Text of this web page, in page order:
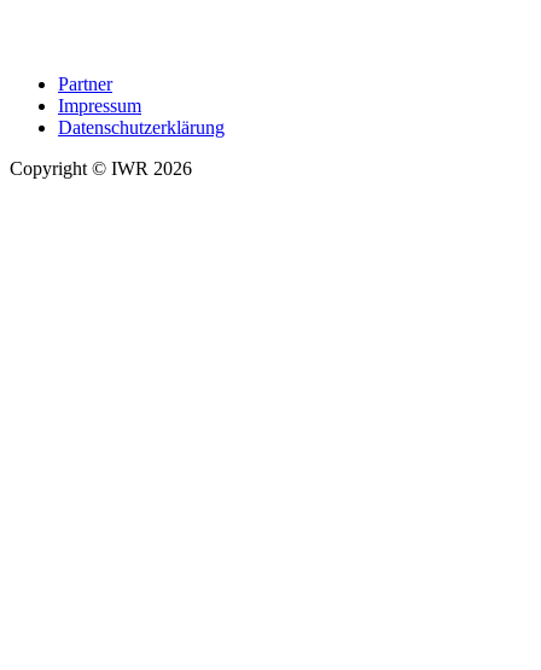
Partner
Impressum
Datenschutzerklärung
Copyright © IWR 2026